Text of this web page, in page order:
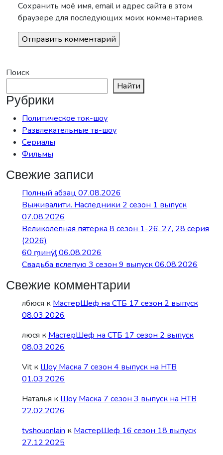
Сохранить моё имя, email и адрес сайта в этом
браузере для последующих моих комментариев.
Поиск
Найти
Рубрики
Политическое ток-шоу
Развлекательные тв-шоу
Сериалы
Фильмы
Свежие записи
Полный абзац 07.08.2026
Выживалити. Наследники 2 сезон 1 выпуск
07.08.2026
Великолепная пятерка 8 сезон 1-26, 27, 28 серия
(2026)
60 ṃинẏƫ 06.08.2026
Свадьба вслепую 3 сезон 9 выпуск 06.08.2026
Свежие комментарии
лбюся к МастерШеф на СТБ 17 сезон 2 выпуск
08.03.2026
люся к МастерШеф на СТБ 17 сезон 2 выпуск
08.03.2026
Vit к Шоу Маска 7 сезон 4 выпуск на НТВ
01.03.2026
Наталья к Шоу Маска 7 сезон 3 выпуск на НТВ
22.02.2026
tvshouonlain к МастерШеф 16 сезон 18 выпуск
27.12.2025